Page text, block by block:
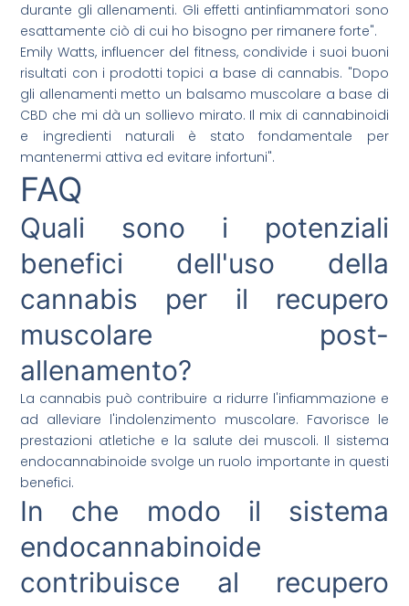
durante gli allenamenti. Gli effetti antinfiammatori sono
esattamente ciò di cui ho bisogno per rimanere forte".
Emily Watts, influencer del fitness, condivide i suoi buoni
risultati con i prodotti topici a base di cannabis. "Dopo
gli allenamenti metto un balsamo muscolare a base di
CBD che mi dà un sollievo mirato. Il mix di cannabinoidi
e ingredienti naturali è stato fondamentale per
mantenermi attiva ed evitare infortuni".
FAQ
Quali sono i potenziali
benefici dell'uso della
cannabis per il recupero
muscolare post-
allenamento?
La cannabis può contribuire a ridurre l'infiammazione e
ad alleviare l'indolenzimento muscolare. Favorisce le
prestazioni atletiche e la salute dei muscoli. Il sistema
endocannabinoide svolge un ruolo importante in questi
benefici.
In che modo il sistema
endocannabinoide
contribuisce al recupero